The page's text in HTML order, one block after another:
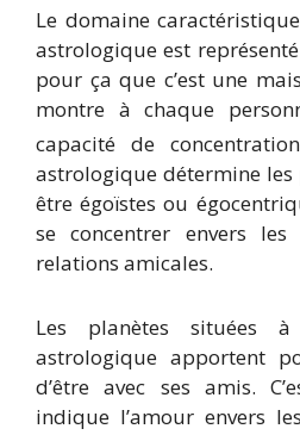
Le domaine
astrologique est
pour ça que c’est une
montre à chaque
capacité de
astrologique détermine les
être égoïstes ou
se concentrer envers
relations amicales.
Les planètes situées
astrologique apportent
d’être avec ses amis.
indique l’amour envers